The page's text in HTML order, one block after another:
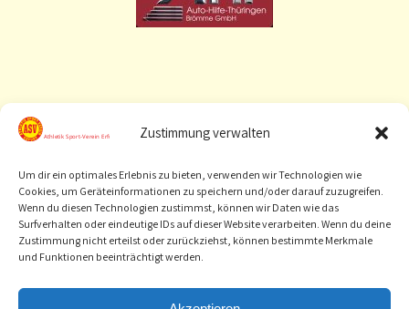
Zustimmung verwalten
Um dir ein optimales Erlebnis zu bieten, verwenden wir Technologien wie
Cookies, um Geräteinformationen zu speichern und/oder darauf zuzugreifen.
Wenn du diesen Technologien zustimmst, können wir Daten wie das
Surfverhalten oder eindeutige IDs auf dieser Website verarbeiten. Wenn du deine
Zustimmung nicht erteilst oder zurückziehst, können bestimmte Merkmale
und Funktionen beeinträchtigt werden.